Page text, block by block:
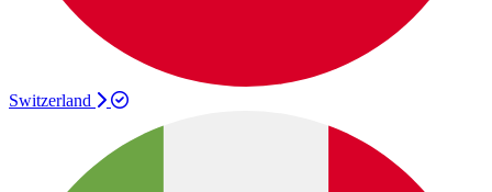
Switzerland